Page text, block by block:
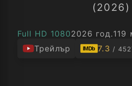
(2026)
Full HD 10802026 год.119
Трейлър
IMDb 7.3 /